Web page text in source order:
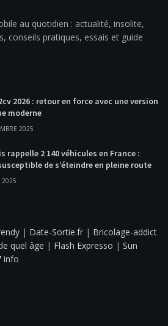
au quotidien : actualité, insolite,
conseils pratiques, essais et guide
2026 : retour en force avec une version
moderne
2025
rappelle 2 140 véhicules en France :
de s’éteindre en pleine route
2025
| Date-Sortie.fr | Bricolage-addict
quel âge | Flash Expresso | Sun
info